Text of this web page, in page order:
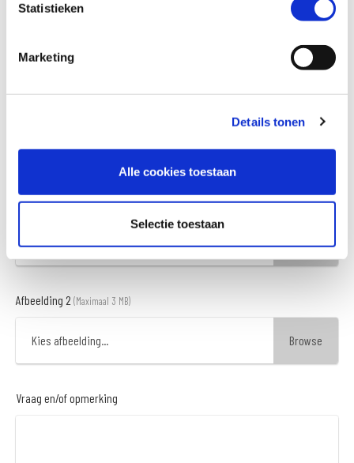
Statistieken
Marketing
Details tonen
Alle cookies toestaan
Selectie toestaan
Afbeelding 1(Maximaal 3 MB)
Kies afbeelding...
Afbeelding 2 (Maximaal 3 MB)
Kies afbeelding...
Vraag en/of opmerking